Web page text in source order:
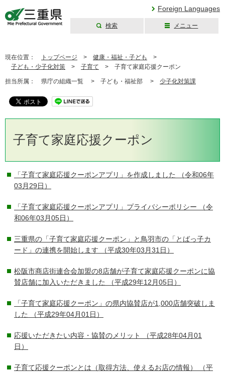
Foreign Languages
検索 メニュー
現在位置： トップページ > 健康・福祉・子ども
>
子ども・少子化対策 > 子育て > 子育て家庭応援クーポン
担当所属： 県庁の組織一覧 > 子ども・福祉部 > 少子化対策課
子育て家庭応援クーポン
「子育て家庭応援クーポンアプリ」を作成しました
（令和06年
03月29日）
「子育て家庭応援クーポンアプリ」プライバシーポリシー （令
和06年03月05日）
三重県の「子育て家庭応援クーポン」と鳥羽市の「とばっ子カ
ード」の連携を開始します （平成30年03月31日）
松阪市商店街連合会加盟の8店舗が子育て家庭応援クーポンに協
賛店舗に加入いただきました
（平成29年12月05日）
「子育て家庭応援クーポン」の県内協賛店が1,000店舗突破しま
した
（平成29年04月01日）
応援いただきたい内容・協賛のメリット
（平成28年04月01
日）
子育て応援クーポンとは（取得方法、使えるお店の情報）
（平